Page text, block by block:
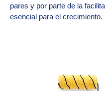
pares y por parte de la
esencial para el crecimiento.